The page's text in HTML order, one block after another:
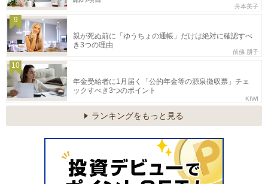
舟本美子
9
親が死ぬ前に「ゆうちょの通帳」だけは絶対に確認すべ
き3つの理由
前佛 朋子
10
年金受給者に1月届く「公的年金等の源泉徴収票」チェ
ックすべき3つのポイント
KIWI
ランキングをもっと見る